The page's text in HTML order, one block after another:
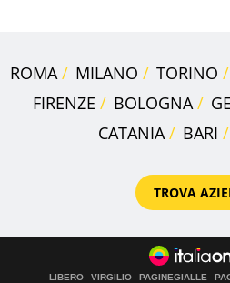
ROMA MILANO TORINO
FIRENZE
BOLOGNA
CATANIA
BARI
TROVA
LIBERO VIRGILIO PAGINEGIALLE